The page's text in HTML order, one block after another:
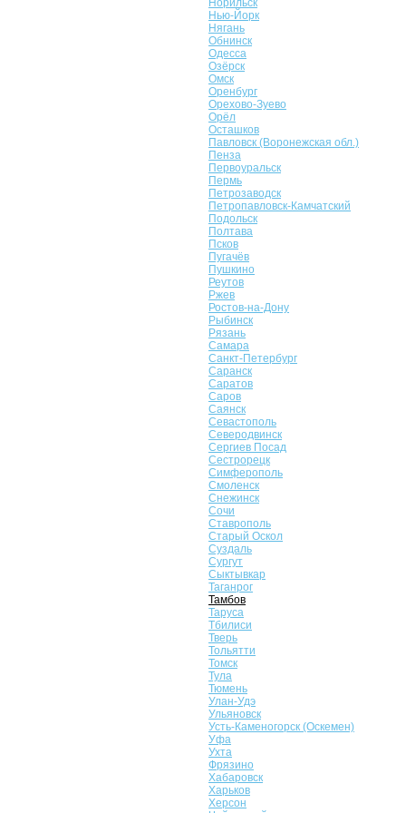
Норильск
Нью-Йорк
Нягань
Обнинск
Одесса
Озёрск
Омск
Оренбург
Орехово-Зуево
Орёл
Осташков
Павловск (Воронежская обл.)
Пенза
Первоуральск
Пермь
Петрозаводск
Петропавловск-Камчатский
Подольск
Полтава
Псков
Пугачёв
Пушкино
Реутов
Ржев
Ростов-на-Дону
Рыбинск
Рязань
Самара
Санкт-Петербург
Саранск
Саратов
Саров
Саянск
Севастополь
Северодвинск
Сергиев Посад
Сестрорецк
Симферополь
Смоленск
Снежинск
Сочи
Ставрополь
Старый Оскол
Суздаль
Сургут
Сыктывкар
Таганрог
Тамбов
Таруса
Тбилиси
Тверь
Тольятти
Томск
Тула
Тюмень
Улан-Удэ
Ульяновск
Усть-Каменогорск (Оскемен)
Уфа
Ухта
Фрязино
Хабаровск
Харьков
Херсон